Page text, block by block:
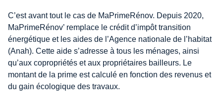
C’est avant tout le cas de MaPrimeRénov. Depuis 2020,
MaPrimeRénov’ remplace le crédit d’impôt transition
énergétique et les aides de l’Agence nationale de l’habitat
(Anah). Cette aide s’adresse à tous les ménages, ainsi
qu’aux copropriétés et aux propriétaires bailleurs. Le
montant de la prime est calculé en fonction des revenus et
du gain écologique des travaux.